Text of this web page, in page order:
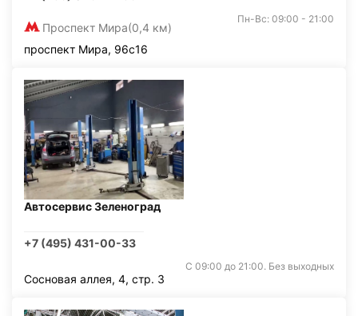
Проспект Мира(0,4 км)
Пн-Вс: 09:00 - 21:00
проспект Мира, 96с16
Автосервис Зеленоград
+7 (495) 431-00-33
С 09:00 до 21:00. Без выходных
Сосновая аллея, 4, стр. 3